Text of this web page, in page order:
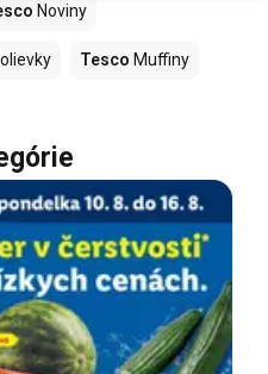
Noviny
Tesco Muffiny